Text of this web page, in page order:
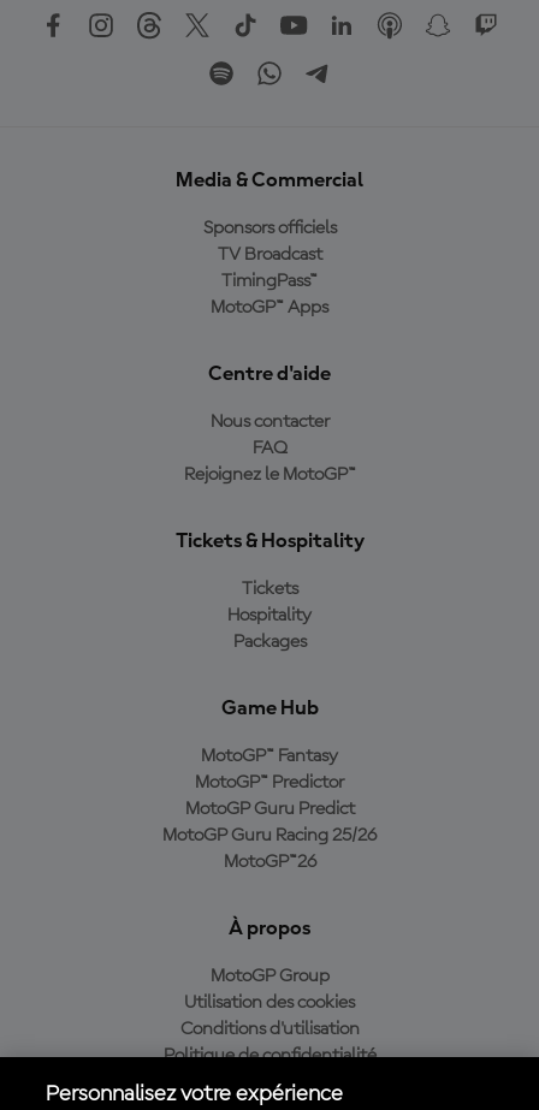
Media & Commercial
Sponsors officiels
TV Broadcast
TimingPass™
MotoGP™ Apps
Centre d'aide
Nous contacter
FAQ
Rejoignez le MotoGP™
Tickets & Hospitality
Tickets
Hospitality
Packages
Game Hub
MotoGP™ Fantasy
MotoGP™ Predictor
MotoGP Guru Predict
MotoGP Guru Racing 25/26
MotoGP™26
À propos
MotoGP Group
Utilisation des cookies
Conditions d'utilisation
Politique de confidentialité
Politique d’achat
Personnalisez votre expérience